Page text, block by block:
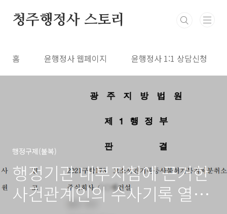
청주행정사 스토리
홈 윤행정사 웹페이지 윤행정사 1:1 상담신청
행정구제(불복)
행정기관 내부지침에 근거한
사건관계인의 수사기록 열람,